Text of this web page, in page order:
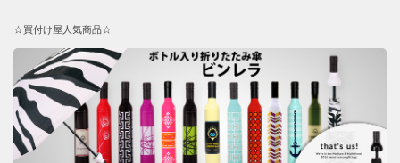
☆買付け屋人気商品☆